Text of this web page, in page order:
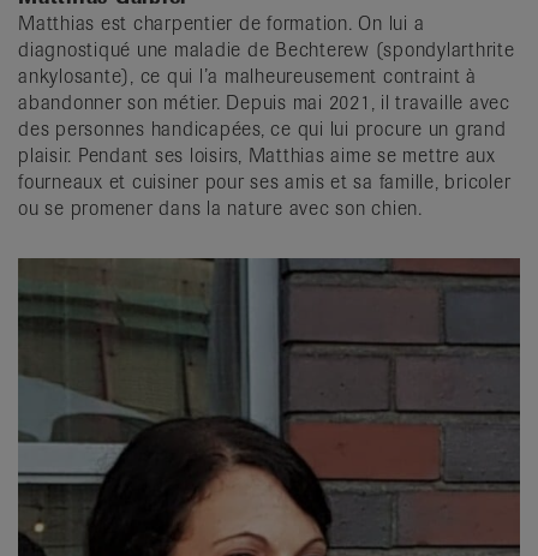
Matthias est charpentier de formation. On lui a
diagnostiqué une maladie de Bechterew (spondylarthrite
ankylosante), ce qui l’a malheureusement contraint à
abandonner son métier. Depuis mai 2021, il travaille avec
des personnes handicapées, ce qui lui procure un grand
plaisir. Pendant ses loisirs, Matthias aime se mettre aux
fourneaux et cuisiner pour ses amis et sa famille, bricoler
ou se promener dans la nature avec son chien.